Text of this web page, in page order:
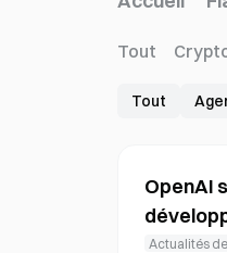
Tout
Tout
OpenAI
Actualités